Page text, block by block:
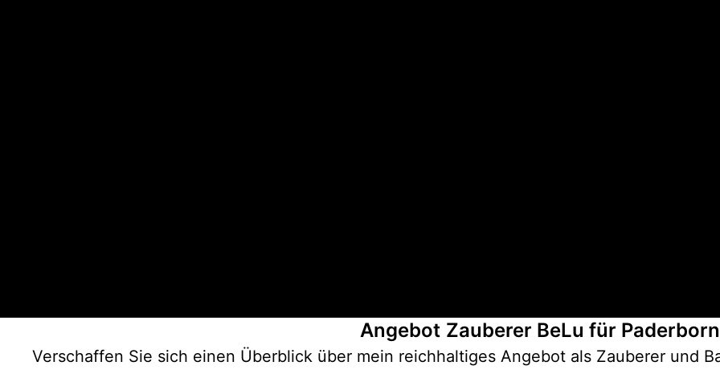
Angebot Zauberer BeLu für Paderborn
Verschaffen Sie sich einen Überblick über mein reichhaltiges Angebot als Zauberer und